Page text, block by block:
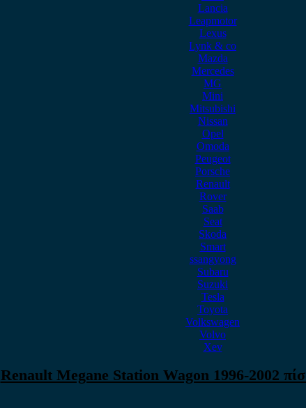
Lancia
Leapmotor
Lexus
Lynk & co
Mazda
Mercedes
MG
Mini
Mitsubishi
Nissan
Opel
Omoda
Peugeot
Porsche
Renault
Rover
Saab
Seat
Skoda
Smart
ssangyong
Subaru
Suzuki
Tesla
Toyota
Volkswagen
Volvo
Xev
Renault Megane Station Wagon 1996-2002